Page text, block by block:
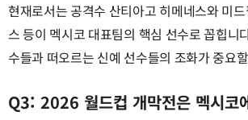
현재로서는 공격수 산티아고 히메네스와 미
스 등이 멕시코 대표팀의 핵심 선수로 꼽힙니
수들과 떠오르는 신예 선수들의 조화가 중요
Q3: 2026 월드컵 개막전은 멕시코